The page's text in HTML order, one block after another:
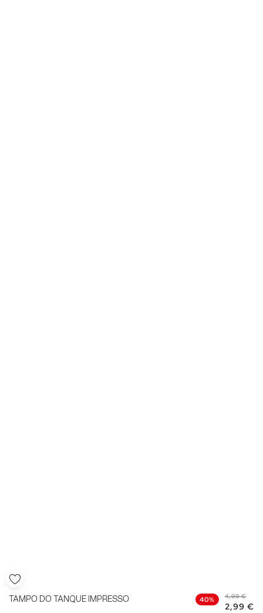
TAMPO DO TANQUE IMPRESSO 40% 4,99 €
2,99 €